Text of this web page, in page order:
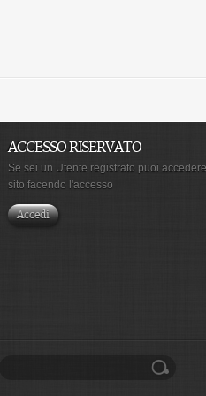
ACCESSO RISERVATO
Se sei un Utente registrato puoi
sito facendo l'accesso
Accedi